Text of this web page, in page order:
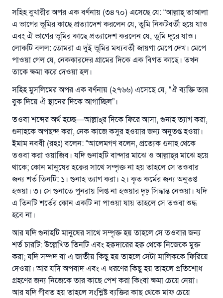
সহিহ বুখারীর অপর এক বর্ণনায় (৩৪৭০) এসেছে যে: “আল্লাহ্‌ তাআলা
এ ভাগের ভূমির কাছে প্রত্যাদেশ করলেন যে, তুমি নিকটবর্তী হয়ে যাও
এবং ঐ ভাগের ভূমির কাছে প্রত্যাদেশ করলেন যে, তুমি দূরে যাও।
লোকটি বলল: তোমরা এ দুই ভূমির মধ্যবর্তী জায়গা মেপে দেখ। মেপে
পাওয়া গেল যে, নেককারদের গ্রামের দিকে এক বিগত কাছে। তখন
তাকে ক্ষমা করে দেওয়া হল।
সহিহ মুসলিমের অপর এক বর্ণনায় (২৭৬৬) এসেছে যে, “ঐ ব্যক্তি তার
বুক দিয়ে ঐ স্থানের দিকে আগাচ্ছিল”।
তওবা শব্দের অর্থ হচ্ছে—আল্লাহ্‌র দিকে ফিরে আসা, গুনাহ ত্যাগ করা,
গুনাহকে অপছন্দ করা, নেক কাজে কসুর হওয়ার জন্য অনুতপ্ত হওয়া।
ইমাম নববী (রহঃ) বলেন: “আলেমগণ বলেন, প্রত্যেক গুনাহ থেকে
তওবা করা ওয়াজিব। যদি গুনাহটি বান্দার মাঝে ও আল্লাহ্‌র মাঝে হয়ে
থাকে; কোন মানুষের হক্বের সাথে সম্পৃক্ত না হয় তাহলে সে তওবার
জন্য শর্ত তিনটি: ১। গুনাহ ত্যাগ করা। ২। কৃত কর্মের জন্য অনুতপ্ত
হওয়া। ৩। সে গুনাতে পুনরায় লিপ্ত না হওয়ার দৃঢ় সিদ্ধান্ত নেওয়া। যদি
এ তিনটি শর্তের কোন একটি না পাওয়া যায় তাহলে সে তওবা শুদ্ধ
হবে না।
আর যদি গুনাহটি মানুষের সাথে সম্পৃক্ত হয় তাহলে সে তওবার জন্য
শর্ত চারটি: উল্লেখিত তিনটি এবং হক্বদারের হক্ব থেকে নিজেকে মুক্ত
করা; যদি সম্পদ বা এ জাতীয় কিছু হয় তাহলে সেটা মালিককে ফিরিয়ে
দেওয়া। আর যদি অপবাদ এবং এ ধরণের কিছু হয় তাহলে প্রতিশোধ
গ্রহণের জন্য নিজেকে তার কাছে পেশ করা কিংবা ক্ষমা চেয়ে নেয়া।
আর যদি গীবত হয় তাহলে সংশ্লিষ্ট ব্যক্তির কাছ থেকে মাফ চেয়ে